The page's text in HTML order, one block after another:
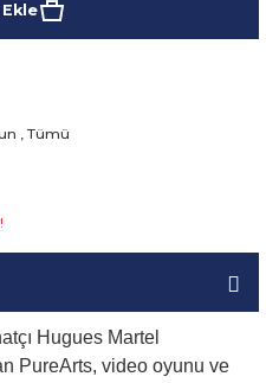
, Tümü
Hugues Martel
PureArts, video oyunu ve